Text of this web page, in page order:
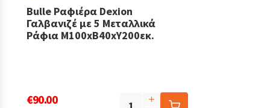
Bulle Ραφιέρα Dexion
Γαλβανιζέ με 5 Μεταλλικά
Ράφια Μ100xΒ40xΥ200εκ.
€90.00